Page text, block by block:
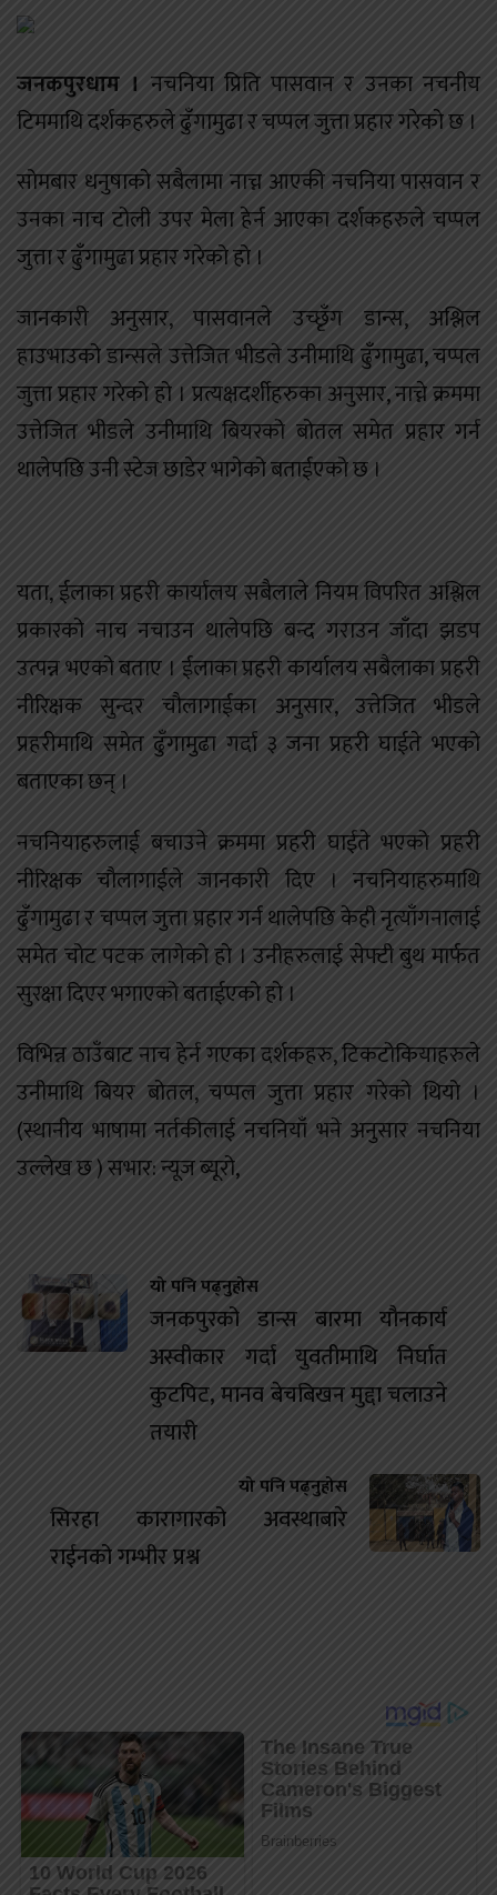
जनकपुरधाम । नचनिया प्रिति पासवान र उनका नचनीय
टिममाथि दर्शकहरुले ढुँगामुढा र चप्पल जुत्ता प्रहार गरेको छ ।
सोमबार धनुषाको सबैलामा नाच्न आएकी नचनिया पासवान र
उनका नाच टोली उपर मेला हेर्न आएका दर्शकहरुले चप्पल
जुत्ता र ढुँगामुढा प्रहार गरेको हो ।
जानकारी अनुसार, पासवानले उच्छृँग डान्स, अश्लिल
हाउभाउको डान्सले उत्तेजित भीडले उनीमाथि ढुँगामुढा, चप्पल
जुत्ता प्रहार गरेको हो । प्रत्यक्षदर्शीहरुका अनुसार, नाच्ने क्रममा
उत्तेजित भीडले उनीमाथि बियरको बोतल समेत प्रहार गर्न
थालेपछि उनी स्टेज छाडेर भागेको बताईएको छ ।
यता, ईलाका प्रहरी कार्यालय सबैलाले नियम विपरित अश्लिल
प्रकारको नाच नचाउन थालेपछि बन्द गराउन जाँदा झडप
उत्पन्न भएको बताए । ईलाका प्रहरी कार्यालय सबैलाका प्रहरी
नीरिक्षक सुन्दर चौलागाईका अनुसार, उत्तेजित भीडले
प्रहरीमाथि समेत ढुँगामुढा गर्दा ३ जना प्रहरी घाईते भएको
बताएका छन् ।
नचनियाहरुलाई बचाउने क्रममा प्रहरी घाईते भएको प्रहरी
नीरिक्षक चौलागाईले जानकारी दिए । नचनियाहरुमाथि
ढुँगामुढा र चप्पल जुत्ता प्रहार गर्न थालेपछि केही नृत्याँगनालाई
समेत चोट पटक लागेको हो । उनीहरुलाई सेफ्टी बुथ मार्फत
सुरक्षा दिएर भगाएको बताईएको हो ।
विभिन्न ठाउँबाट नाच हेर्न गएका दर्शकहरु, टिकटोकियाहरुले
उनीमाथि बियर बोतल, चप्पल जुत्ता प्रहार गरेको थियो ।
(स्थानीय भाषामा नर्तकीलाई नचनियाँ भने अनुसार नचनिया
उल्लेख छ ) सभार: न्यूज ब्यूरो,
यो पनि पढ्नुहोस
जनकपुरको डान्स बारमा यौनकार्य
अस्वीकार गर्दा युवतीमाथि निर्घात
कुटपिट, मानव बेचबिखन मुद्दा चलाउने
तयारी
यो पनि पढ्नुहोस
सिरहा कारागारको अवस्थाबारे
राईनको गम्भीर प्रश्न